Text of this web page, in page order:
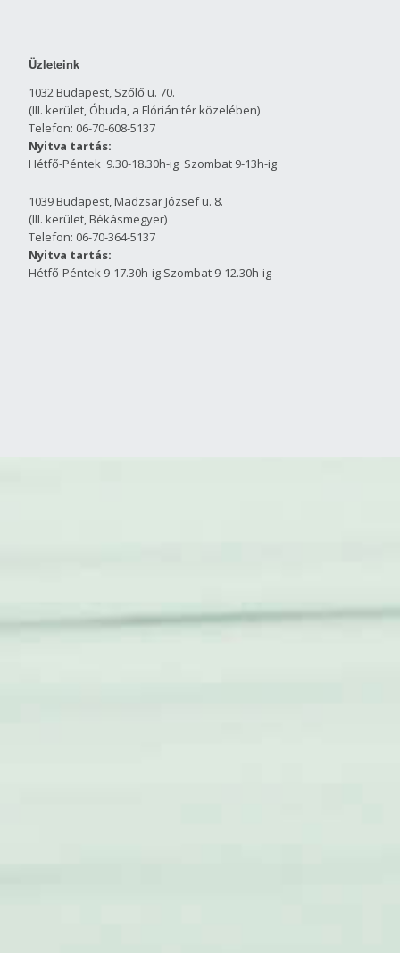
Üzleteink
1032 Budapest, Szőlő u. 70.
(III. kerület, Óbuda, a Flórián tér közelében)
Telefon: 06-70-608-5137
Nyitva tartás:
Hétfő-Péntek 9.30-18.30h-ig Szombat 9-13h-ig
1039 Budapest, Madzsar József u. 8.
(III. kerület, Békásmegyer)
Telefon: 06-70-364-5137
Nyitva tartás:
Hétfő-Péntek 9-17.30h-ig Szombat 9-12.30h-ig